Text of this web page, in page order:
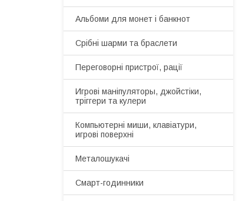
Альбоми для монет і банкнот
Срібні шарми та браслети
Переговорні пристрої, рації
Игрові маніпуляторы, джойстіки,
тріггери та кулери
Компьютерні миши, клавіатури,
игрові поверхні
Металошукачі
Смарт-годинники